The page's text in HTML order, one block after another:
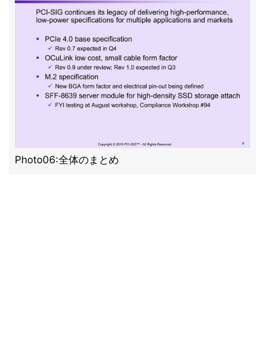
Photo06:全体のまとめ